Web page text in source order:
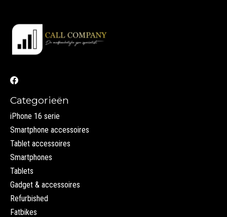
Categorieën
iPhone 16 serie
Smartphone accessoires
Tablet accessoires
Smartphones
Tablets
Gadget & accessoires
Refurbished
Fatbikes